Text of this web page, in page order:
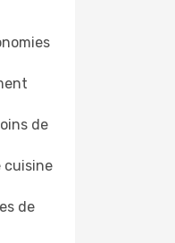
de
cuisine
de